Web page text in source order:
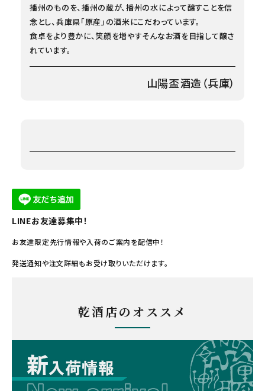
播州のものを、播州の蔵が、播州の水によって醸すことを信
念とし、兵庫県「原産」の酒米にこだわっています。
食卓をより豊かに、笑顔を増やすそんなお酒を目指して醸さ
れています。
山陽盃酒造（兵庫）
LINEお友達募集中！
お友達限定先行情報や入荷のご案内を配信中！
発送通知や注文詳細もお受け取りいただけます。
乾酒店のオススメ